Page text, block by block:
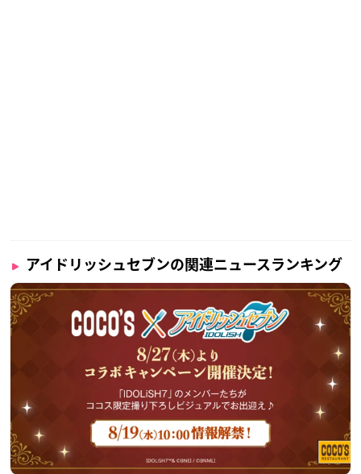
アイドリッシュセブンの関連ニュースランキング